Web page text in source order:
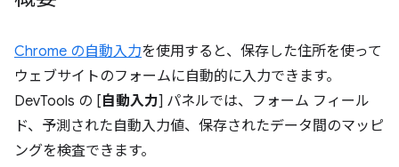
Chrome の自動入力を使用すると、保存した住所を使って
ウェブサイトのフォームに自動的に入力できます。
DevTools の [自動入力] パネルでは、フォーム フィール
ド、予測された自動入力値、保存されたデータ間のマッピ
ングを検査できます。